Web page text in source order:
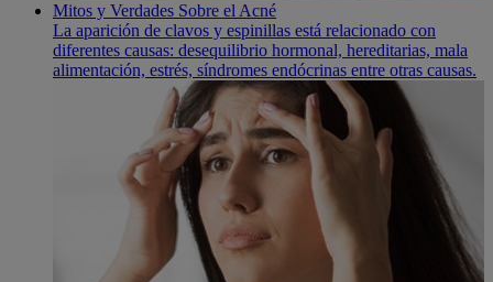
Mitos y Verdades Sobre el Acné
La aparición de clavos y espinillas está relacionado con
diferentes causas: desequilibrio hormonal, hereditarias, mala
alimentación, estrés, sí­ndromes endócrinas entre otras causas.